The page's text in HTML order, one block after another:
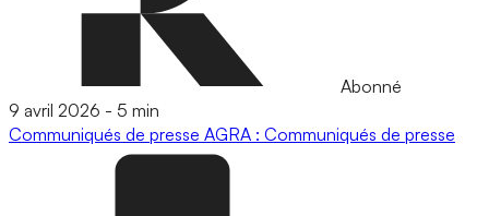
Abonné
9 avril 2026 - 5 min
Communiqués de presse AGRA : Communiqués de presse